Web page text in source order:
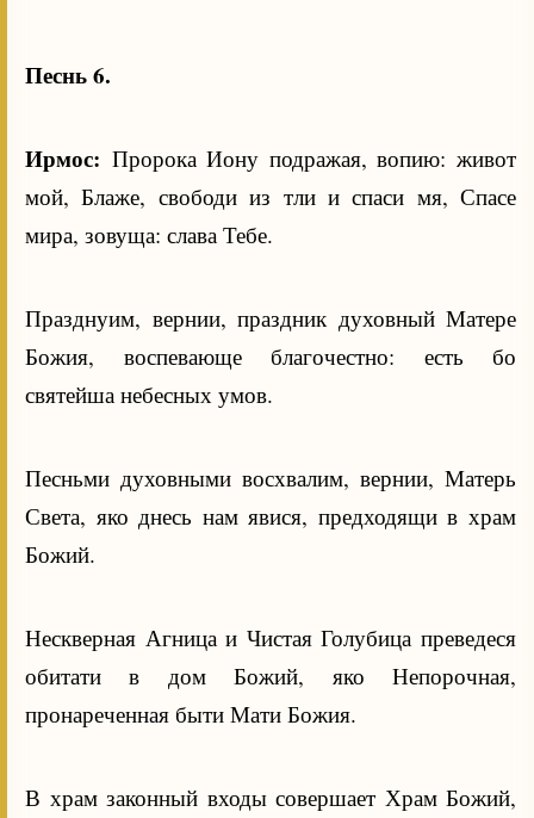
Песнь 6.
Ирмос: Пророка Иону подражая, вопию: живот
мой, Блаже, свободи из тли и спаси мя, Спасе
мира, зовуща: слава Тебе.
Празднуим, вернии, праздник духовный Матере
Божия, воспевающе благочестно: есть бо
святейша небесных умов.
Песньми духовными восхвалим, вернии, Матерь
Света, яко днесь нам явися, предходящи в храм
Божий.
Нескверная Агница и Чистая Голубица преведеся
обитати в дом Божий, яко Непорочная,
пронареченная быти Мати Божия.
В храм законный входы совершает Храм Божий,